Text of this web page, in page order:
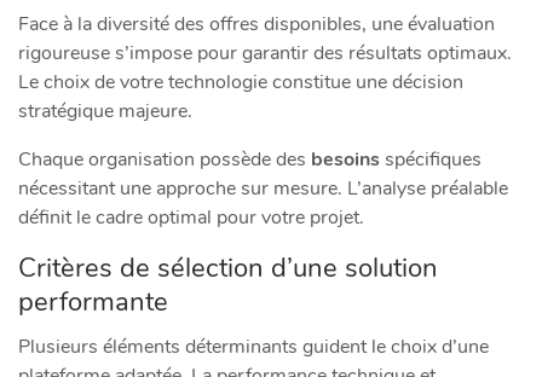
Face à la diversité des offres disponibles, une évaluation
rigoureuse s’impose pour garantir des résultats optimaux.
Le choix de votre technologie constitue une décision
stratégique majeure.
Chaque organisation possède des besoinsspécifiques
nécessitant une approche sur mesure. L’analyse préalable
définit le cadre optimal pour votre projet.
Critères de sélection d’une solution
performante
Plusieurs éléments déterminants guident le choix d’une